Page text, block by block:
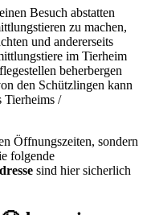
Besuch abstatten
zu machen,
und andererseits
im Tierheim
beherbergen
den Schützlingen kann
Tierheims /
Öffnungszeiten, sondern
folgende
sind hier sicherlich